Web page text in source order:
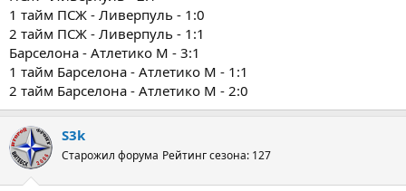
1 тайм ПСЖ - Ливерпуль - 1:0
2 тайм ПСЖ - Ливерпуль - 1:1
Барселона - Атлетико М - 3:1
1 тайм Барселона - Атлетико М - 1:1
2 тайм Барселона - Атлетико М - 2:0
S3k
Старожил форума Рейтинг сезона: 127